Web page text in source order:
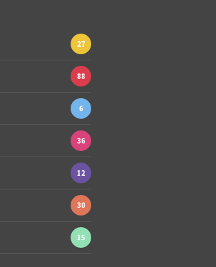
27
88
6
36
12
30
15